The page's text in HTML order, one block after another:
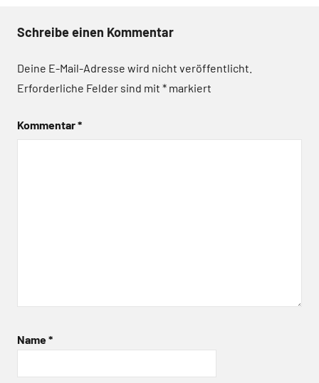
Schreibe einen Kommentar
Deine E-Mail-Adresse wird nicht veröffentlicht.
Erforderliche Felder sind mit * markiert
Kommentar*
Name*